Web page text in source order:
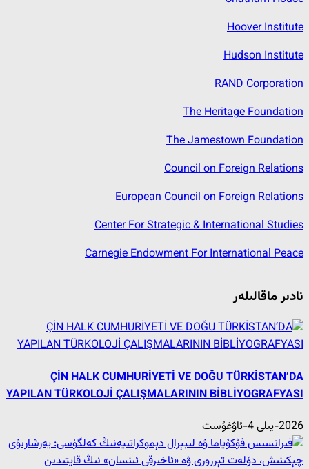
Hoover Institute
Hudson Institute
RAND Corporation
The Heritage Foundation
The Jamestown Foundation
Council on Foreign Relations
European Council on Foreign Relations
Center For Strategic & International Studies
Carnegie Endowment For International Peace
نادىر ماقالىلەر
ÇİN HALK CUMHURİYETİ VE DOĞU TÜRKİSTAN’DA
YAPILAN TÜRKOLOJİ ÇALIŞMALARININ BİBLİYOGRAFYASI
2026-يىلى 4-ئاۋغۇست